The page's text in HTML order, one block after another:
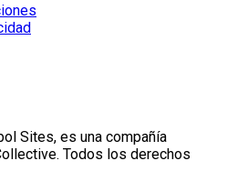
Sites, es una compañía
Todos los derechos